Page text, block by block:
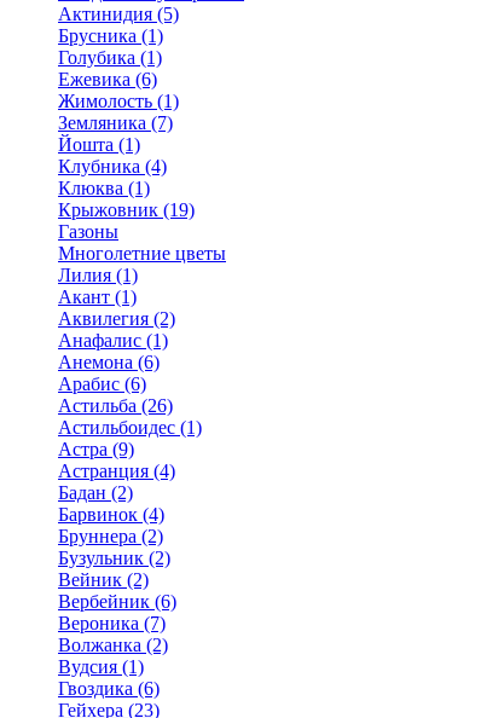
Актинидия (5)
Брусника (1)
Голубика (1)
Ежевика (6)
Жимолость (1)
Земляника (7)
Йошта (1)
Клубника (4)
Клюква (1)
Крыжовник (19)
Газоны
Многолетние цветы
Лилия (1)
Акант (1)
Аквилегия (2)
Анафалис (1)
Анемона (6)
Арабис (6)
Астильба (26)
Астильбоидес (1)
Астра (9)
Астранция (4)
Бадан (2)
Барвинок (4)
Бруннера (2)
Бузульник (2)
Вейник (2)
Вербейник (6)
Вероника (7)
Волжанка (2)
Вудсия (1)
Гвоздика (6)
Гейхера (23)